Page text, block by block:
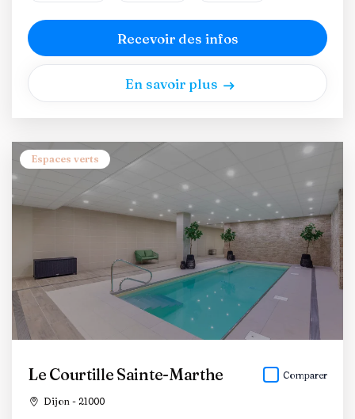
Recevoir des infos
En savoir plus
Espaces verts
Le Courtille Sainte-Marthe
Dijon - 21000
Comparer